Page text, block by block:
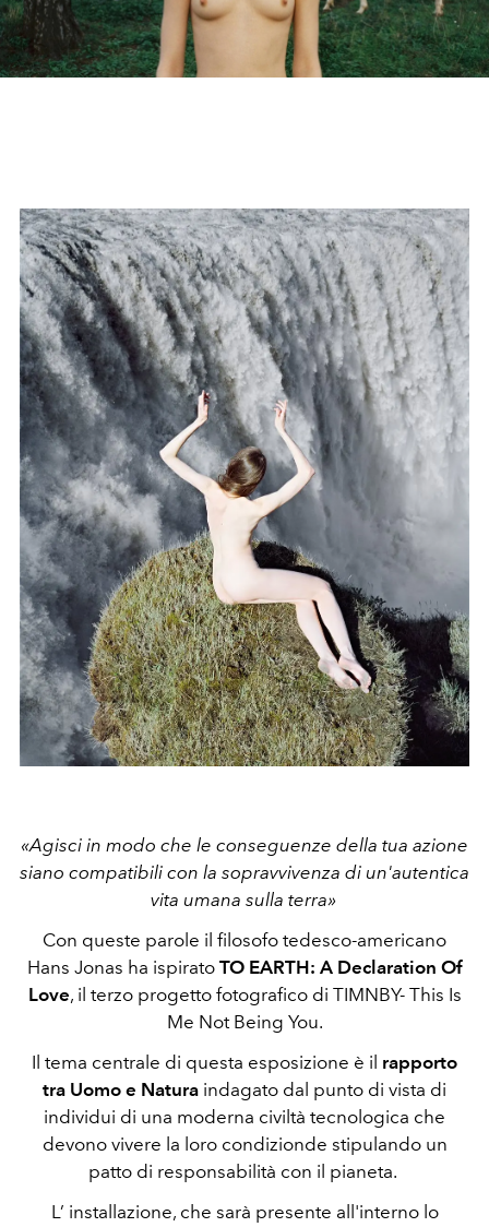
«Agisci in modo che le conseguenze della tua azione
siano compatibili con la sopravvivenza di un'autentica
vita umana sulla terra»
Con queste parole il filosofo tedesco-americano
Hans Jonas ha ispirato TO EARTH: A Declaration Of
Love, il terzo progetto fotografico di TIMNBY- This Is
Me Not Being You.
Il tema centrale di questa esposizione è il rapporto
tra Uomo e Natura indagato dal punto di vista di
individui di una moderna civiltà tecnologica che
devono vivere la loro condizionde stipulando un
patto di responsabilità con il pianeta.
L’ installazione, che sarà presente all'interno lo